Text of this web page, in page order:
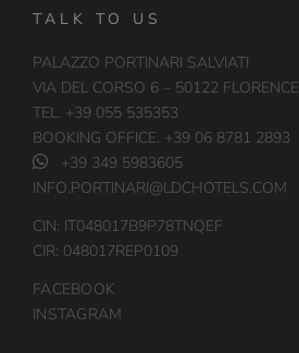
TALK TO US
PALAZZO PORTINARI SALVIATI
VIA DEL CORSO 6 – 50122 FLORENCE
TEL. +39 055 535353
BOOKING OFFICE. +39 06 8781 2893
+39 349 5983605
INFO.PORTINARI@LDCHOTELS.COM
CIN: IT048017B9P78TNQEF
CIR: 048017REP0109
FACEBOOK
INSTAGRAM